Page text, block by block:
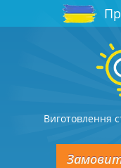
Виготовлення